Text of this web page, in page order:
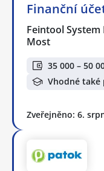
Finanční
Feintool
Most
35 000 – 50
Vhodné také
Zveřejněno: 6.